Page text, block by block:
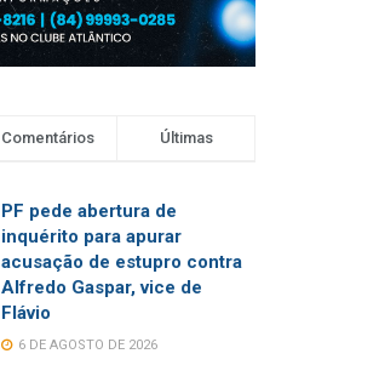
Comentários Últimas
PF pede abertura de
inquérito para apurar
acusação de estupro contra
Alfredo Gaspar, vice de
Flávio
6 DE AGOSTO DE 2026